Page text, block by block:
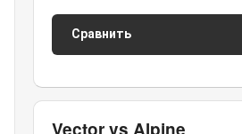
Сравнить
Vector vs Alpine